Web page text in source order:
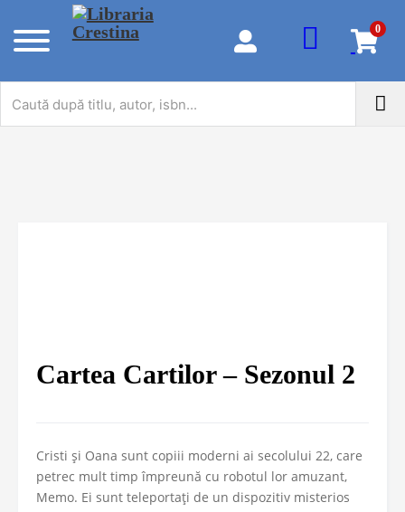
0
Cartea Cartilor – Sezonul 2
Cristi și Oana sunt copiii moderni ai secolului 22, care
petrec mult timp împreună cu robotul lor amuzant,
Memo. Ei sunt teleportați de un dispozitiv misterios